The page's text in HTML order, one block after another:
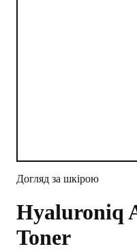
Догляд за шкірою
Hyaluroniq
Toner